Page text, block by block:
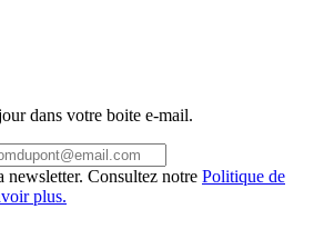
dans votre boite e-mail.
newsletter. Consultez notre Politique de
plus.